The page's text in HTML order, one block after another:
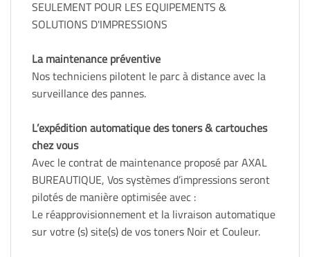
SEULEMENT POUR LES EQUIPEMENTS &
SOLUTIONS D'IMPRESSIONS
La maintenance préventive
Nos techniciens pilotent le parc à distance avec la
surveillance des pannes.
L’expédition automatique des toners & cartouches
chez vous
Avec le contrat de maintenance proposé par AXAL
BUREAUTIQUE, Vos systèmes d’impressions seront
pilotés de manière optimisée avec :
Le réapprovisionnement et la livraison automatique
sur votre (s) site(s) de vos toners Noir et Couleur.